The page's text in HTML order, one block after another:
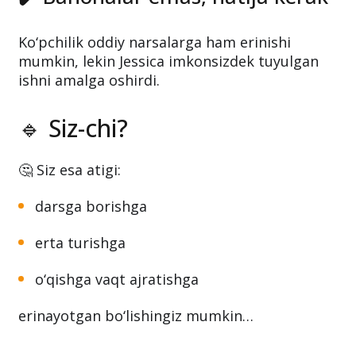
Ko‘pchilik oddiy narsalarga ham erinishi
mumkin, lekin Jessica imkonsizdek tuyulgan
ishni amalga oshirdi.
🔹 Siz-chi?
🤔 Siz esa atigi:
darsga borishga
erta turishga
o‘qishga vaqt ajratishga
erinayotgan bo‘lishingiz mumkin…